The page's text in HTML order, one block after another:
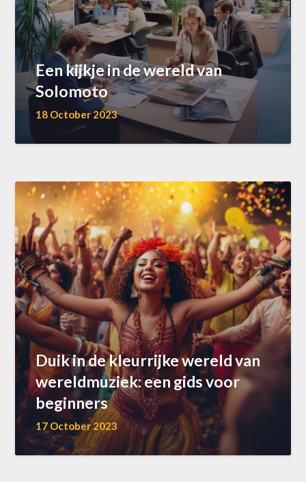
Een kijkje in de wereld van
Solomoto
18 October 2023
Duik in de kleurrijke wereld van
wereldmuziek: een gids voor
beginners
17 October 2023